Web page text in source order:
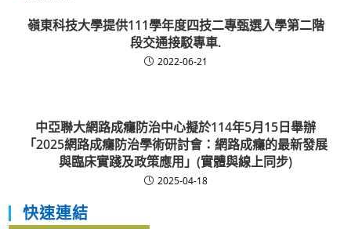
嶺東科技大學提供111學年度四技二專甄選入學第二階
段交通接駁專車.
2022-06-21
中亞聯大網路成癮防治中心擬於114年5月15日舉辦
「2025網路成癮防治學術研討會：網路成癮的最新發展
與臨床實踐及政策應用」(實體與線上同步)
2025-04-18
快速連結